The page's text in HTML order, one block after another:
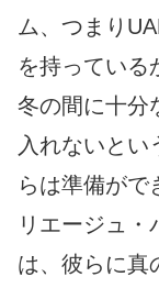
ム、つまり
を持っている
冬の間に十分
入れないとい
らは準備がで
リエージュ
は、彼らに真